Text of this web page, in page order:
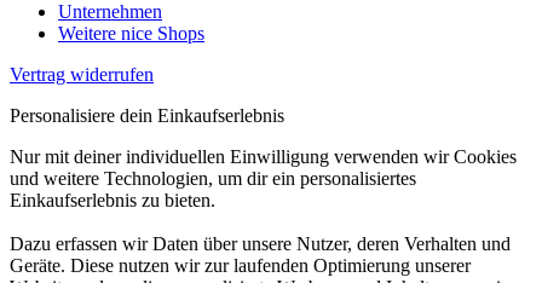
Unternehmen
Weitere nice Shops
Vertrag widerrufen
Personalisiere dein Einkaufserlebnis
Nur mit deiner individuellen Einwilligung verwenden wir Cookies
und weitere Technologien, um dir ein personalisiertes
Einkaufserlebnis zu bieten.
Dazu erfassen wir Daten über unsere Nutzer, deren Verhalten und
Geräte. Diese nutzen wir zur laufenden Optimierung unserer